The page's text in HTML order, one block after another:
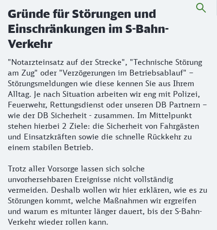
Gründe für Störungen und
Einschränkungen im S-Bahn-
Verkehr
"Notarzteinsatz auf der Strecke", "Technische Störung
am Zug" oder "Verzögerungen im Betriebsablauf" –
Störungsmeldungen wie diese kennen Sie aus Ihrem
Alltag. Je nach Situation arbeiten wir eng mit Polizei,
Feuerwehr, Rettungsdienst oder unseren DB Partnern –
wie der DB Sicherheit - zusammen. Im Mittelpunkt
stehen hierbei 2 Ziele: die Sicherheit von Fahrgästen
und Einsatzkräften sowie die schnelle Rückkehr zu
einem stabilen Betrieb.
Trotz aller Vorsorge lassen sich solche
unvorhersehbaren Ereignisse nicht vollständig
vermeiden. Deshalb wollen wir hier erklären, wie es zu
Störungen kommt, welche Maßnahmen wir ergreifen
und warum es mitunter länger dauert, bis der S-Bahn-
Verkehr wieder rollen kann.